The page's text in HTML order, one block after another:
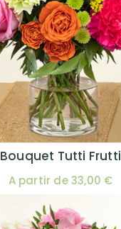
Bouquet Tutti Frutti
A partir de 33,00 €